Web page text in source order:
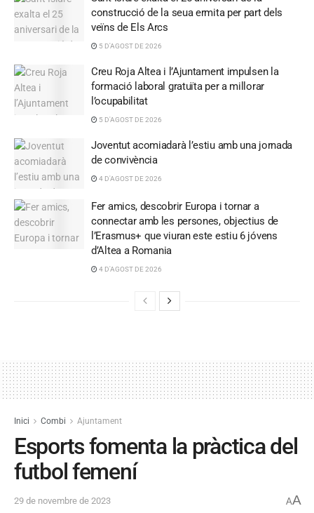
construcció de la seua ermita per part dels
veïns de Els Arcs
5 D'AGOST DE 2026
Creu Roja Altea i l’Ajuntament impulsen la
formació laboral gratuïta per a millorar
l’ocupabilitat
5 D'AGOST DE 2026
Joventut acomiadarà l’estiu amb una jornada
de convivència
4 D'AGOST DE 2026
Fer amics, descobrir Europa i tornar a
connectar amb les persones, objectius de
l’Erasmus+ que viuran este estiu 6 jóvens
d’Altea a Romania
4 D'AGOST DE 2026
Inici Combi Ajuntament
Esports fomenta la pràctica del
futbol femení
29 de novembre de 2023 AA